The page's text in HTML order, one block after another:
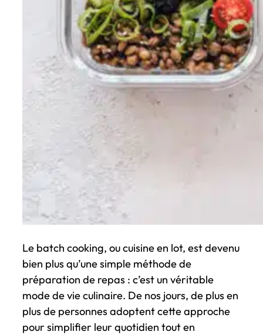
Le batch cooking, ou cuisine en lot, est devenu
bien plus qu’une simple méthode de
préparation de repas : c’est un véritable
mode de vie culinaire. De nos jours, de plus en
plus de personnes adoptent cette approche
pour simplifier leur quotidien tout en